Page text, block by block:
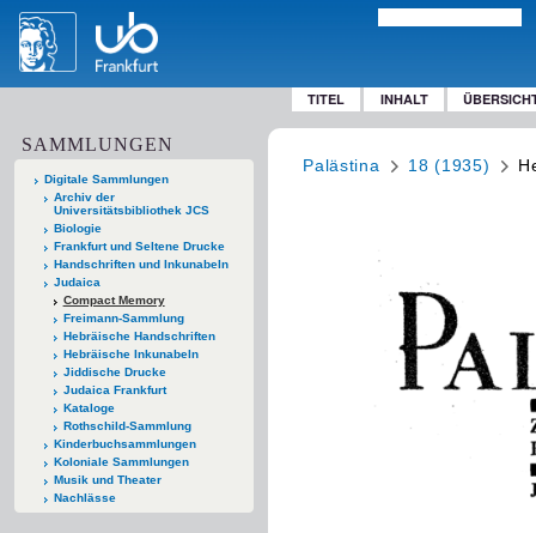
TITEL INHALT
SAMMLUNGEN
Digitale Sammlungen
Archiv der
Universitätsbibliothek JCS
Biologie
Frankfurt und Seltene Drucke
Handschriften und Inkunabeln
Judaica
Compact Memory
Freimann-Sammlung
Hebräische Handschriften
Hebräische Inkunabeln
Jiddische Drucke
Judaica Frankfurt
Kataloge
Rothschild-Sammlung
Kinderbuchsammlungen
Koloniale Sammlungen
Musik und Theater
Nachlässe
Palästina 18 (1935)